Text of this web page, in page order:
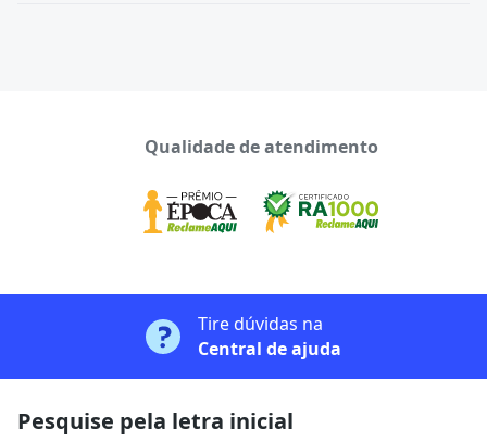
Qualidade de atendimento
Tire dúvidas na
Central de ajuda
Pesquise pela letra inicial